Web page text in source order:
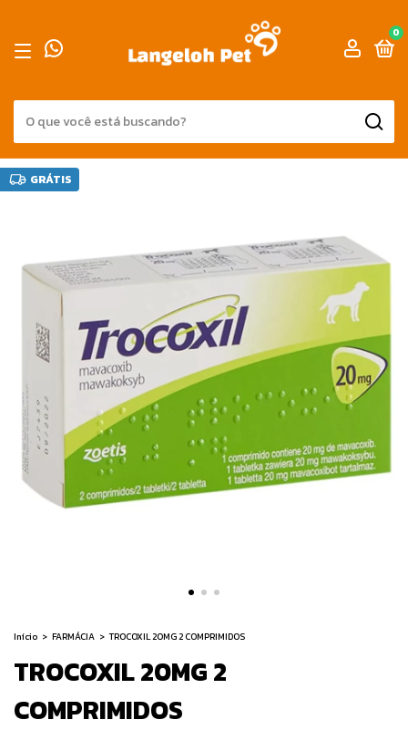
0
GRÁTIS
Início > FARMÁCIA > TROCOXIL 20MG 2 COMPRIMIDOS
TROCOXIL 20MG 2
COMPRIMIDOS